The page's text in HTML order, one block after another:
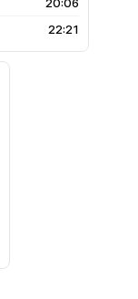
22:21